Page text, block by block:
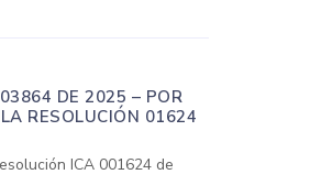
DE 2025 – POR
RESOLUCIÓN 01624
ICA 001624 de